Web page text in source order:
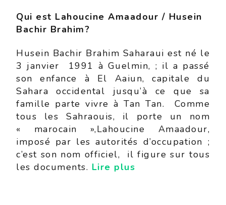
Qui est Lahoucine Amaadour / Husein
Bachir Brahim?
Husein Bachir Brahim Saharaui est né le
3 janvier 1991 à Guelmin, ; il a passé
son enfance à El Aaiun, capitale du
Sahara occidental jusqu’à ce que sa
famille parte vivre à Tan Tan. Comme
tous les Sahraouis, il porte un nom
« marocain »,Lahoucine Amaadour,
imposé par les autorités d’occupation ;
c’est son nom officiel, il figure sur tous
les documents. Lire plus